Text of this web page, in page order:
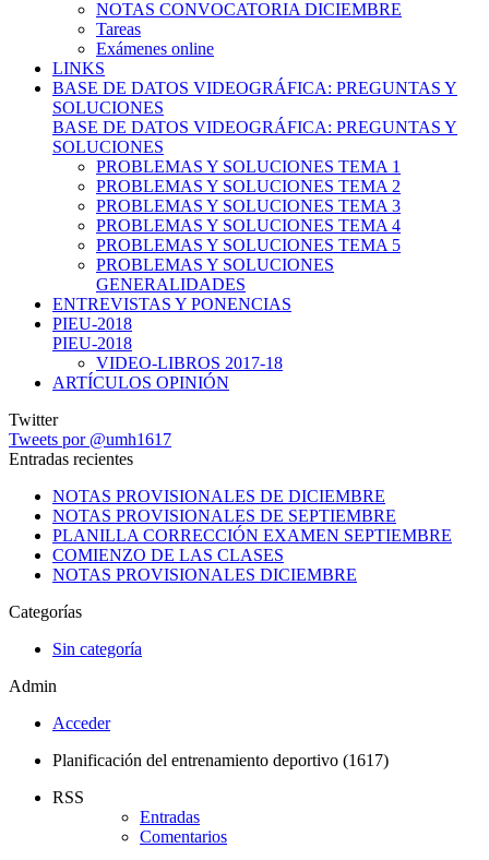
NOTAS CONVOCATORIA DICIEMBRE
Tareas
Exámenes online
LINKS
BASE DE DATOS VIDEOGRÁFICA: PREGUNTAS Y
SOLUCIONES
BASE DE DATOS VIDEOGRÁFICA: PREGUNTAS Y
SOLUCIONES
PROBLEMAS Y SOLUCIONES TEMA 1
PROBLEMAS Y SOLUCIONES TEMA 2
PROBLEMAS Y SOLUCIONES TEMA 3
PROBLEMAS Y SOLUCIONES TEMA 4
PROBLEMAS Y SOLUCIONES TEMA 5
PROBLEMAS Y SOLUCIONES
GENERALIDADES
ENTREVISTAS Y PONENCIAS
PIEU-2018
PIEU-2018
VIDEO-LIBROS 2017-18
ARTÍCULOS OPINIÓN
Twitter
Tweets por @umh1617
Entradas recientes
NOTAS PROVISIONALES DE DICIEMBRE
NOTAS PROVISIONALES DE SEPTIEMBRE
PLANILLA CORRECCIÓN EXAMEN SEPTIEMBRE
COMIENZO DE LAS CLASES
NOTAS PROVISIONALES DICIEMBRE
Categorías
Sin categoría
Admin
Acceder
Planificación del entrenamiento deportivo (1617)
RSS
Entradas
Comentarios